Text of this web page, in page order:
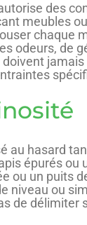
des
meubles
chaque
odeurs, de
au hasard
épurés ou
ou un puits
niveau ou
de